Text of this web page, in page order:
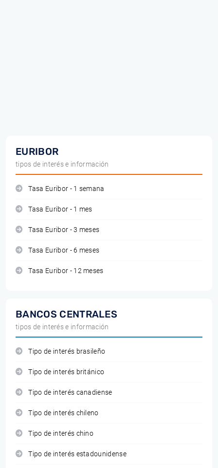
EURIBOR
tipos de interés e información
Tasa Euribor - 1 semana
Tasa Euribor - 1 mes
Tasa Euribor - 3 meses
Tasa Euribor - 6 meses
Tasa Euribor - 12 meses
BANCOS CENTRALES
tipos de interés e información
Tipo de interés brasileño
Tipo de interés británico
Tipo de interés canadiense
Tipo de interés chileno
Tipo de interés chino
Tipo de interés estadounidense